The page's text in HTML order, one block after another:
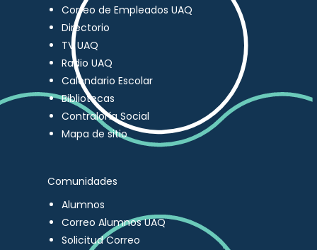
Correo de Empleados UAQ
Directorio
TV UAQ
Radio UAQ
Calendario Escolar
Bibliotecas
Contraloría Social
Mapa de sitio
Comunidades
Alumnos
Correo Alumnos UAQ
Solicitud Correo